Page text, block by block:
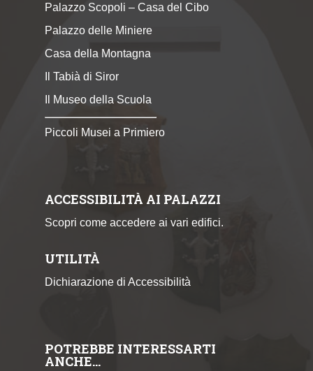
Palazzo Scopoli – Casa del Cibo
Palazzo delle Miniere
Casa della Montagna
Il Tabià di Siror
Il Museo della Scuola
Piccoli Musei a Primiero
ACCESSIBILITÀ AI PALAZZI
Scopri come accedere ai vari edifici.
UTILITÀ
Dichiarazione di Accessibilità
POTREBBE INTERESSARTI
ANCHE…